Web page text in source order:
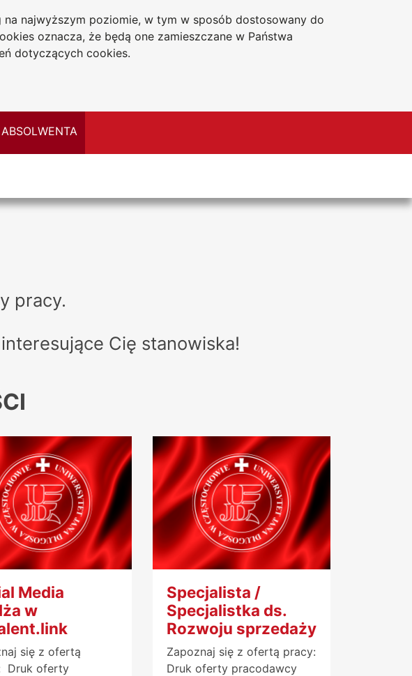
najwyższym poziomie, w tym w sposób dostosowany do
oznacza, że będą one zamieszczane w Państwa
dotyczących cookies.
Deklaracja dostępności
serwisu
pracy.
Cię stanowiska!
Media
w
się z ofertą
Druk oferty
Specjalista /
Specjalistka ds.
Rozwoju sprzedaży
Zapoznaj się z ofertą pracy:
Druk oferty pracodawcy